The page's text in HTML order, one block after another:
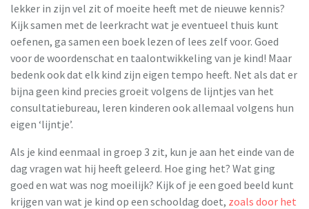
lekker in zijn vel zit of moeite heeft met de nieuwe kennis?
Kijk samen met de leerkracht wat je eventueel ​thuis kunt
oefenen, ga samen een boek lezen of lees zelf voor. Goed
voor de woordenschat en taalontwikkeling van je kind!​ Maar
bedenk ook dat elk kind zijn eigen tempo heeft. Net als dat er
bijna geen kind precies groeit volgens de lijntjes van het
consultatiebureau, leren kinderen ook allemaal volgens hun
eigen ‘lijntje’.
Als je kind eenmaal in groep 3 zit, kun je aan het einde van de
dag vragen wat hij heeft geleerd. Hoe ging het? Wat ging
goed en wat was nog moeilijk? Kijk of je een goed beeld kunt
krijgen van wat je kind op een schooldag doet, zoals door het